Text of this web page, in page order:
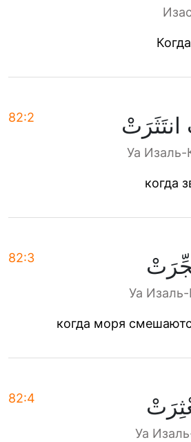
82:2 انتَثَرَتْ
Уа Изаль-
когда
82:3
Уа
когда моря
82:4
Уа